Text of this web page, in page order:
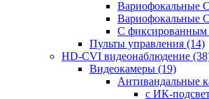
Вариофокальные
Вариофокальные
С фиксированным
Пульты управления (14)
HD-CVI видеонаблюдение
Видеокамеры (19)
Антивандальные
с ИК-